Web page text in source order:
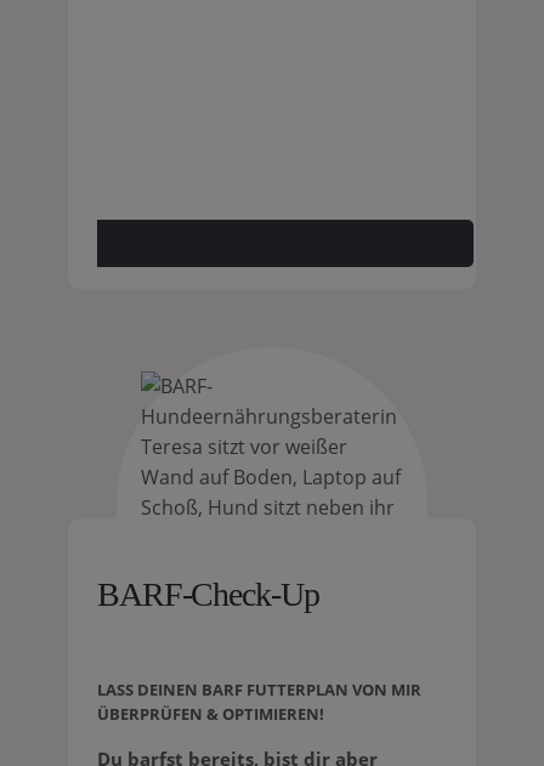
BARF-Check-Up
LASS DEINEN BARF FUTTERPLAN VON MIR
ÜBERPRÜFEN & OPTIMIEREN!
Du barfst bereits, bist dir aber